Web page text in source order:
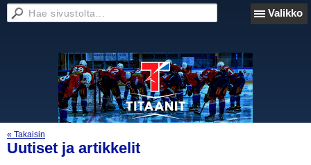
Valikko
« Takaisin
Uutiset ja artikkelit